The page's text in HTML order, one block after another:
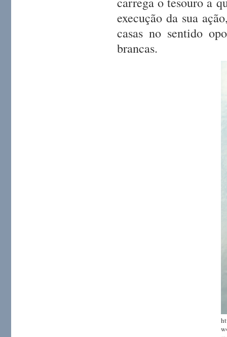
execução da sua
casas no sentido
brancas.